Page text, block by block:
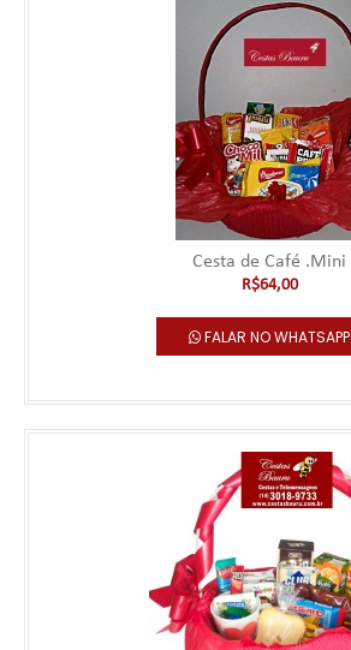
Cesta de Café .Mini
R$64,00
FALAR NO WHATSAPP